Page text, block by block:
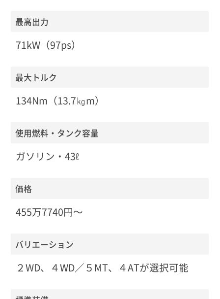
最高出力
71kW（97ps）
最大トルク
134Nm（13.7㎏m）
使用燃料・タンク容量
ガソリン・43ℓ
価格
455万7740円〜
バリエーション
２WD、４WD／５MT、４ATが選択可能